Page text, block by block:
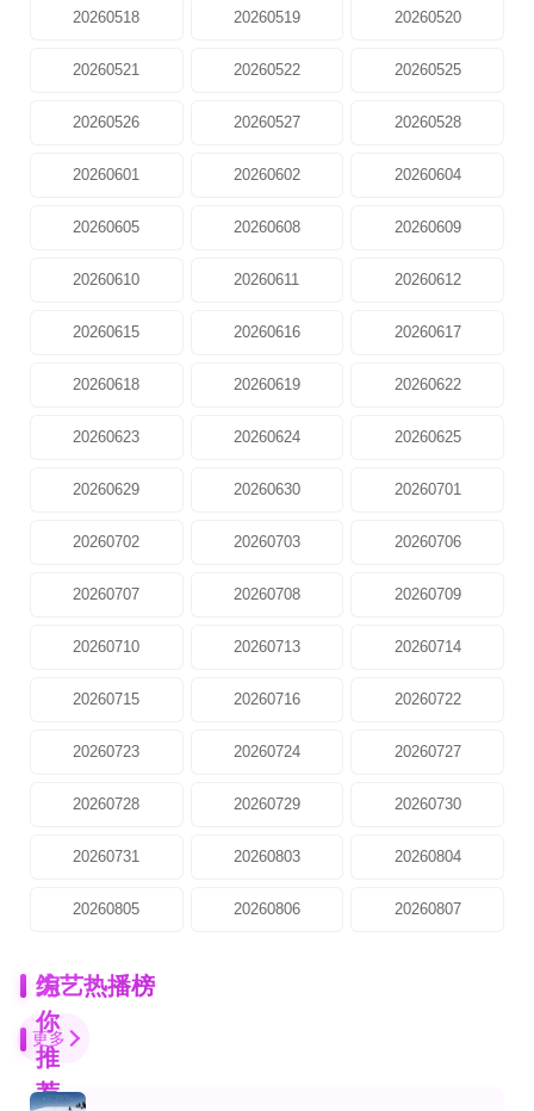
20260518 20260519 20260520
20260521 20260522 20260525
20260526 20260527 20260528
20260601 20260602 20260604
20260605 20260608 20260609
20260610 20260611 20260612
20260615 20260616 20260617
20260618 20260619 20260622
20260623 20260624 20260625
20260629 20260630 20260701
20260702 20260703 20260706
20260707 20260708 20260709
20260710 20260713 20260714
20260715 20260716 20260722
20260723 20260724 20260727
20260728 20260729 20260730
20260731 20260803 20260804
20260805 20260806 20260807
为
你
推
荐
综艺热播榜
更多